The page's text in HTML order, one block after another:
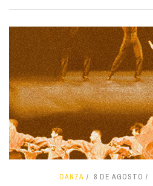
DANZA 8 DE AGOSTO